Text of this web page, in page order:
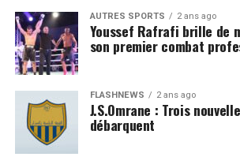
AUTRES SPORTS 2 ans ago
Youssef Rafrafi brille de
son premier combat
FLASHNEWS 2 ans ago
J.S.Omrane : Trois
débarquent